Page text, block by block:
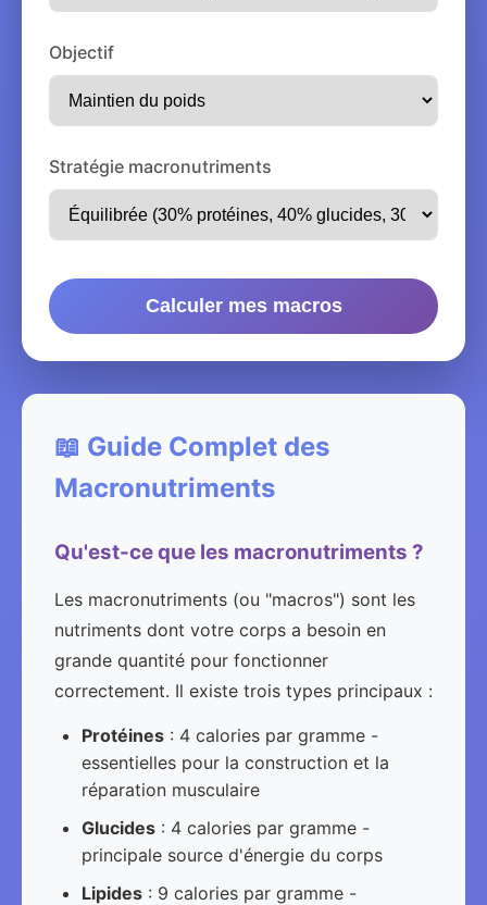
Objectif
Stratégie macronutriments
Calculer mes macros
📖 Guide Complet des
Macronutriments
Qu'est-ce que les macronutriments ?
Les macronutriments (ou "macros") sont les
nutriments dont votre corps a besoin en
grande quantité pour fonctionner
correctement. Il existe trois types principaux :
Protéines : 4 calories par gramme -
essentielles pour la construction et la
réparation musculaire
Glucides : 4 calories par gramme -
principale source d'énergie du corps
Lipides : 9 calories par gramme -